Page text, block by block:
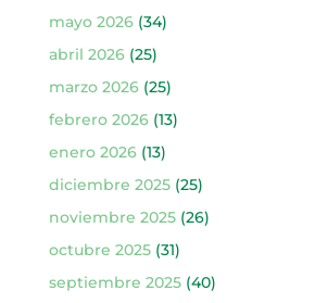
mayo 2026(34)
abril 2026(25)
marzo 2026(25)
febrero 2026(13)
enero 2026(13)
diciembre 2025(25)
noviembre 2025(26)
octubre 2025(31)
septiembre 2025(40)